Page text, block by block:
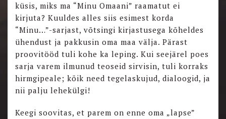
küsis, miks ma “Minu Omaani” raamatut ei
kirjuta? Kuuldes alles siis esimest korda
“Minu…”-sarjast, võtsingi kirjastusega kõheldes
ühendust ja pakkusin oma maa välja. Pärast
proovitööd tuli kohe ka leping. Kui seejärel poes
sarja varem ilmunud teoseid sirvisin, tuli korraks
hirmgipeale; kõik need tegelaskujud, dialoogid, ja
nii palju lehekülgi!
Keegi soovitas, et parem on enne oma „lapse”